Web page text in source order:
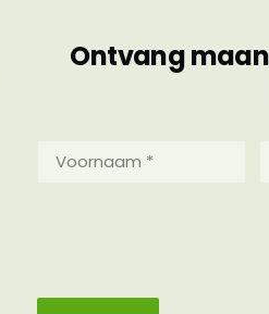
Ontvang